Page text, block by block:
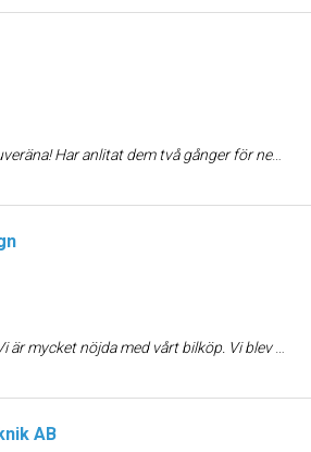
anlitat dem två gånger för nedtagning av katt från träd och de har varit jättetrevliga och väldigt proffsiga!
nöjda med vårt bilköp. Vi blev bemötta på ett trevligt, hjälpsamt och professionellt sätt, och hela processen fungerade smidigt utan några problem. Företaget överträffade våra förväntningar och har varit både seriösa och tillmötesgående genom hela affären. Vi kan varmt rekommendera dem till andra.
AB